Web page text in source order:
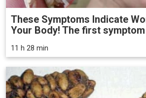
These Symptoms Indicate
Your Body! The first
11 h 28 min